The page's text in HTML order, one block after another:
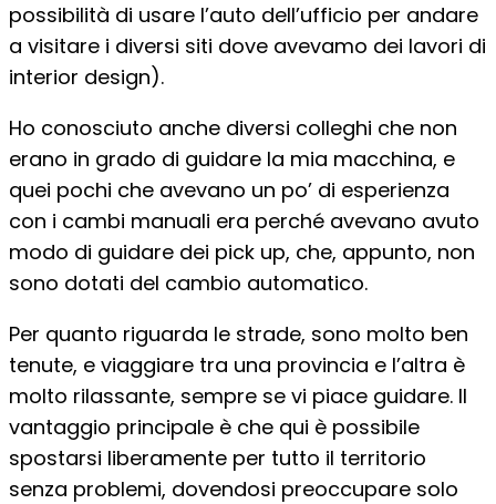
possibilità di usare l’auto dell’ufficio per andare
a visitare i diversi siti dove avevamo dei lavori di
interior design).
Ho conosciuto anche diversi colleghi che non
erano in grado di guidare la mia macchina, e
quei pochi che avevano un po’ di esperienza
con i cambi manuali era perché avevano avuto
modo di guidare dei pick up, che, appunto, non
sono dotati del cambio automatico.
Per quanto riguarda le strade, sono molto ben
tenute, e viaggiare tra una provincia e l’altra è
molto rilassante, sempre se vi piace guidare. Il
vantaggio principale è che qui è possibile
spostarsi liberamente per tutto il territorio
senza problemi, dovendosi preoccupare solo